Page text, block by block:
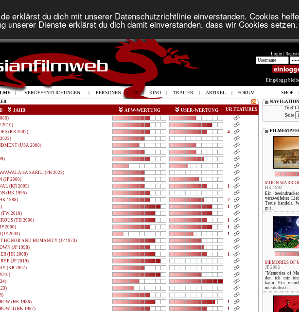
erklärst du dich mit unserer Datenschutzrichtlinie einverstanden. Cookies
unserer Dienste erklärst du dich damit einverstanden, dass wir Cookies setzen.
| VERÖFFENTLICHUNGEN | PERSONEN | TV | KINO | TRAILER | ARTIKEL | FORUM SHOP |
Login |
Eingeloggt
JAHR AFW-WERTUNG USER-WERTUNG UR FEATURES
2010)
(KR 2002)
4
(USA 2008)
SA SARILI (PH 2022)
(JP 2000)
(KR 2005)
1
(HK 1995)
1988)
2
1
2010)
(TH 2000)
1
2000)
1
2003)
1
HONOR AND HUMANITY (JP 1973)
(JP 1998)
(HK 2008)
1
(JP 2019)
(KR 2007)
(HK 1986)
1
II (HK 1987)
1
NAVIGATION
Titel 1-
Seite
MOON
HK 1992
Ein
verzweifelter
Treue handelt.
gut...
MEMORIES OF
JP 2006
"Memories of
den ich mir
kann. Ein
musikalisch...